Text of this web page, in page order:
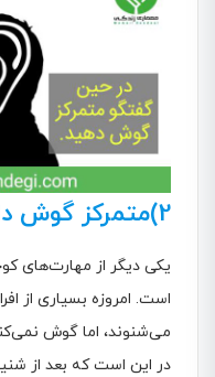
2)متمرکز گوش دادن
یکی دیگر از مهارت‌های
است. امروزه بسیاری از
می‌شنوند، اما گوش
در این است که بعد از